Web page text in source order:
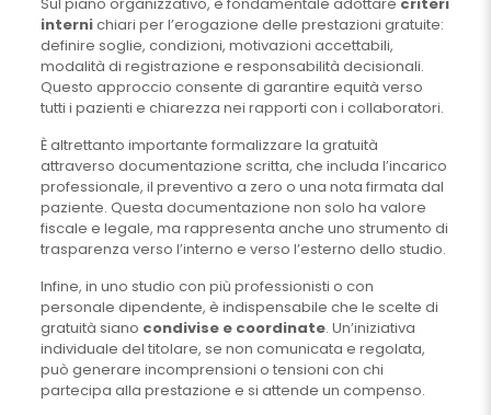
internichiari per l’erogazione delle prestazioni gratuite:
definire soglie, condizioni, motivazioni accettabili,
modalità di registrazione e responsabilità decisionali.
Questo approccio consente di garantire equità verso
tutti i pazienti e chiarezza nei rapporti con i collaboratori.
È altrettanto importante formalizzare la gratuità
attraverso documentazione scritta, che includa l’incarico
professionale, il preventivo a zero o una nota firmata dal
paziente. Questa documentazione non solo ha valore
fiscale e legale, ma rappresenta anche uno strumento di
trasparenza verso l’interno e verso l’esterno dello studio.
Infine, in uno studio con più professionisti o con
personale dipendente, è indispensabile che le scelte di
gratuità siano condivise e coordinate. Un’iniziativa
individuale del titolare, se non comunicata e regolata,
può generare incomprensioni o tensioni con chi
partecipa alla prestazione e si attende un compenso.